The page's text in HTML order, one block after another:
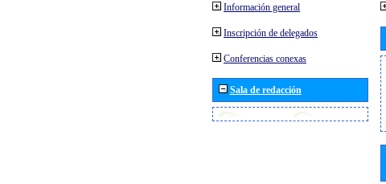
Información general
Inscripción de delegados
Conferencias conexas
Sala de redacción